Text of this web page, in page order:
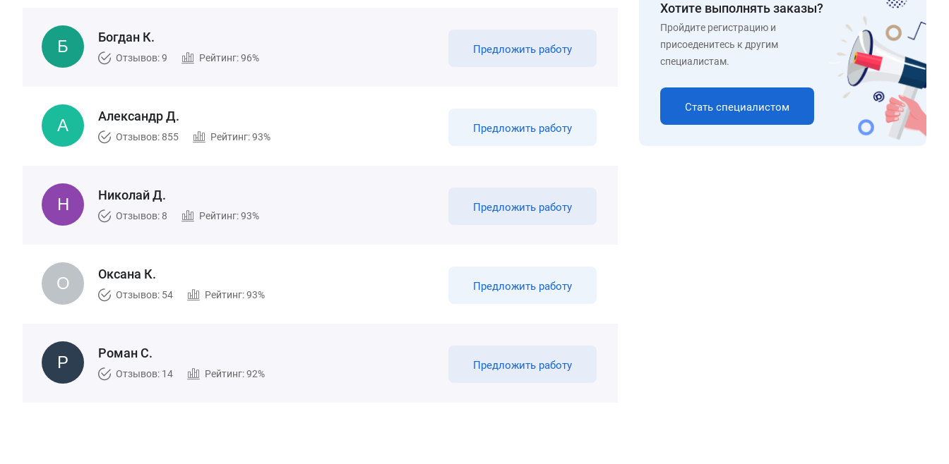
Богдан К.
Отзывов: 9 Рейтинг: 96%
Предложить работу
Александр Д.
Отзывов: 855 Рейтинг: 93%
Предложить работу
Николай Д.
Отзывов: 8 Рейтинг: 93%
Предложить работу
Оксана К.
Отзывов: 54 Рейтинг: 93%
Предложить работу
Роман С.
Отзывов: 14 Рейтинг: 92%
Предложить работу
Хотите выполнять заказы?
Пройдите регистрацию и
присоеденитесь к другим
специалистам.
Стать специалистом